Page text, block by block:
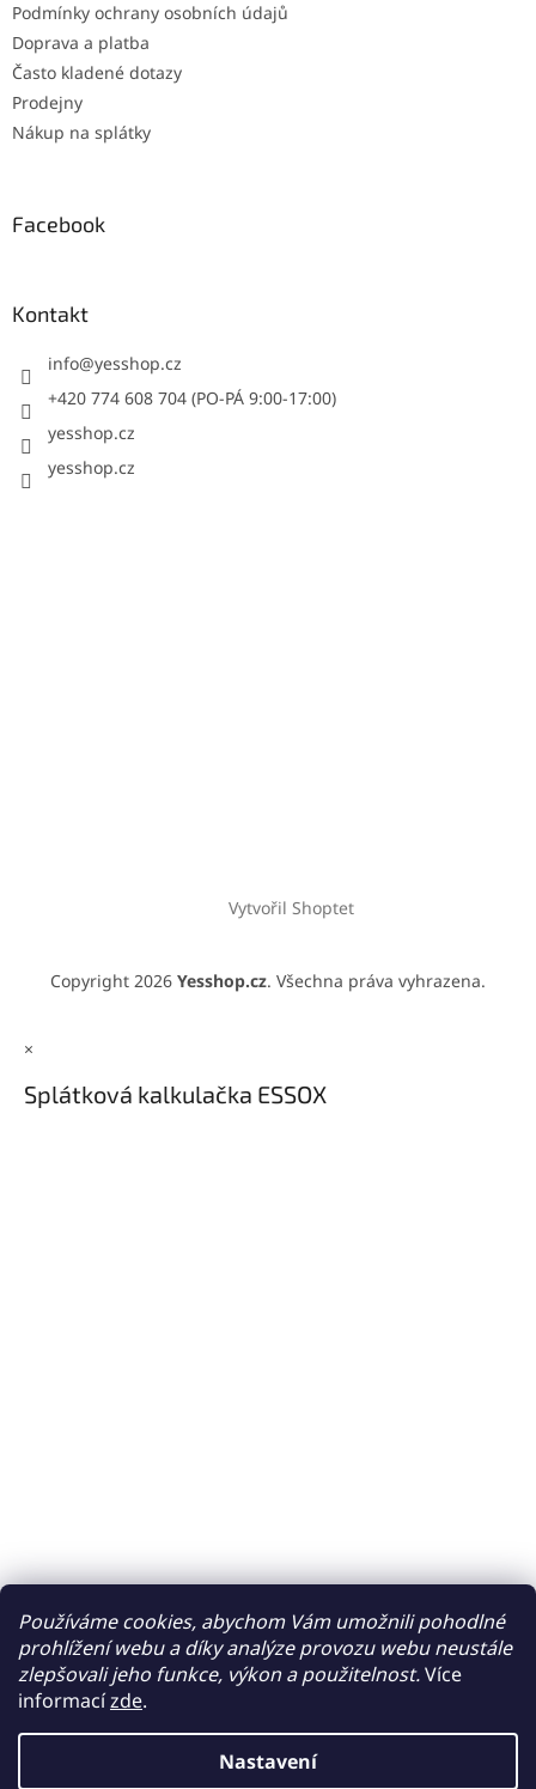
Používáme cookies, abychom Vám umožnili pohodlné
prohlížení webu a díky analýze provozu webu neustále
zlepšovali jeho funkce, výkon a použitelnost.Více
informacízde.
Nastavení
Podmínky ochrany osobních údajů
Doprava a platba
Často kladené dotazy
Prodejny
Nákup na splátky
Facebook
Kontakt
info@yesshop.cz
+420 774 608 704 (PO-PÁ 9:00-17:00)
yesshop.cz
yesshop.cz
Vytvořil Shoptet
Copyright 2026 Yesshop.cz. Všechna práva vyhrazena.
×
Splátková kalkulačka ESSOX